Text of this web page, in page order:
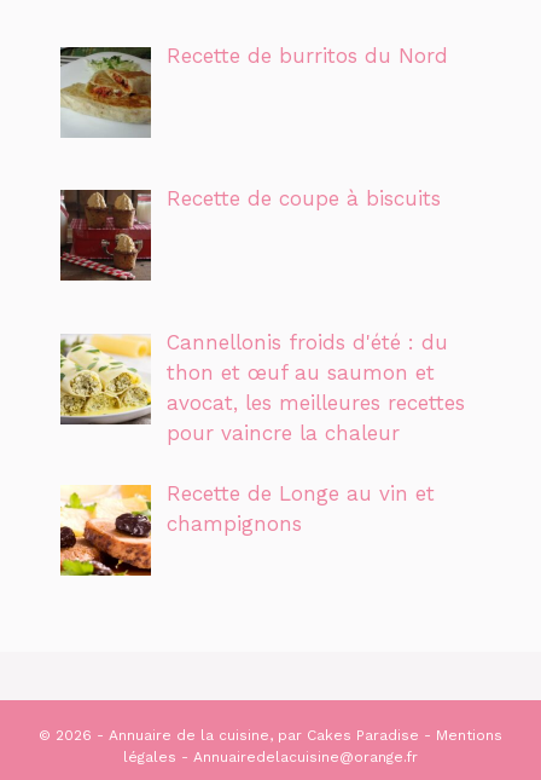
Recette de burritos du Nord
Recette de coupe à biscuits
Cannellonis froids d'été : du
thon et œuf au saumon et
avocat, les meilleures recettes
pour vaincre la chaleur
Recette de Longe au vin et
champignons
© 2026 - Annuaire de la cuisine, par Cakes Paradise - Mentions
légales - Annuairedelacuisine@orange.fr